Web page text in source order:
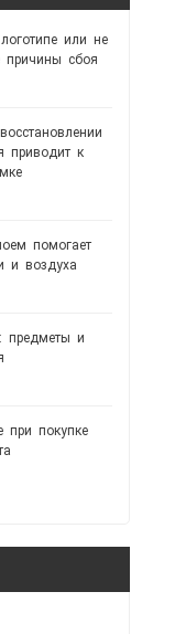
или не
причины сбоя
приводит к
помогает
и воздуха
предметы и
при покупке